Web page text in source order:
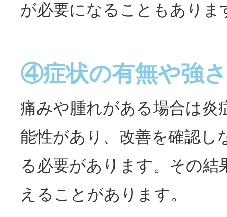
が必要になることもありま
④症状の有無や強さ
痛みや腫れがある場合は炎
能性があり、改善を確認し
る必要があります。その結
えることがあります。